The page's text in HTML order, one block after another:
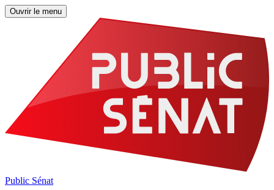
Ouvrir le menu
Public Sénat